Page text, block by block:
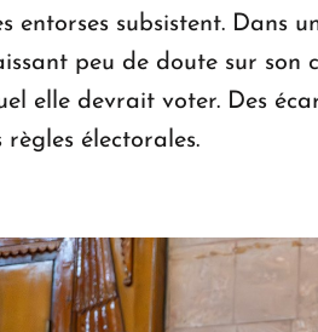
entorses subsistent. Dans
peu de doute sur
elle devrait voter. Des
électorales.